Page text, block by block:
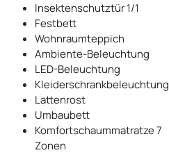
Insektenschutztür 1/1
Festbett
Wohnraumteppich
Ambiente-Beleuchtung
LED-Beleuchtung
Kleiderschrankbeleuchtung
Lattenrost
Umbaubett
Komfortschaummatratze 7
Zonen